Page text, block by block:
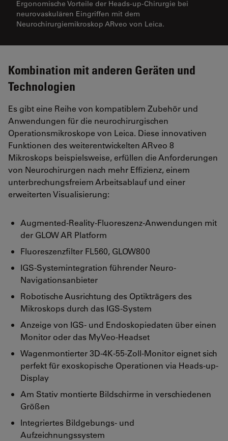
Ergonomische Vorteile der Heads-up-Chirurgie bei
neurovaskulären Eingriffen mit dem
Neurochirurgiemikroskop ARveo von Leica.
Kombination mit anderen Geräten und
Technologien
Es gibt eine Reihe von kompatiblem Zubehör und
Anwendungen für die neurochirurgischen
Operationsmikroskope von Leica. Diese innovativen
Funktionen des weiterentwickelten ARveo 8
Mikroskops beispielsweise, erfüllen die Anforderungen
von Neurochirurgen nach mehr Effizienz, einem
unterbrechungsfreiem Arbeitsablauf und einer
erweiterten Visualisierung:
Augmented-Reality-Fluoreszenz-Anwendungen mit
der GLOW AR Platform
Fluoreszenzfilter FL560, GLOW800
IGS-Systemintegration führender Neuro-
Navigationsanbieter
Robotische Ausrichtung des Optikträgers des
Mikroskops durch das IGS-System
Anzeige von IGS- und Endoskopiedaten über einen
Monitor oder das MyVeo-Headset
Wagenmontierter 3D-4K-55-Zoll-Monitor eignet sich
perfekt für exoskopische Operationen via Heads-up-
Display
Am Stativ montierte Bildschirme in verschiedenen
Größen
Integriertes Bildgebungs- und
Aufzeichnungssystem